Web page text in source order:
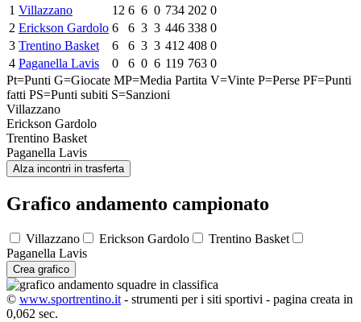
1 Villazzano 12 6 6 0 734 202 0
2 Erickson Gardolo 6 6 3 3 446 338 0
3 Trentino Basket 6 6 3 3 412 408 0
4 Paganella Lavis 0 6 0 6 119 763 0
Pt=Punti G=Giocate MP=Media Partita V=Vinte P=Perse PF=Punti
fatti PS=Punti subiti S=Sanzioni
Villazzano
Erickson Gardolo
Trentino Basket
Paganella Lavis
Alza incontri in trasferta
Grafico andamento campionato
Villazzano Erickson Gardolo
Trentino Basket
Paganella Lavis
Crea grafico
© www.sportrentino.it- strumenti per i siti sportivi - pagina creata in
0,062 sec.